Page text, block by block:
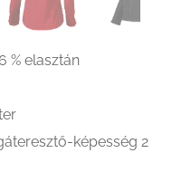
% elasztán
képesség 2